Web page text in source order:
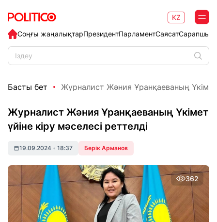
Соңғы жаңалықтарПрезидентПарламентСаясат
KZ
Басты бет Журналист Жәния Ұранқаеваның Үкімет
Журналист Жәния Ұранқаеваның Үкімет
үйіне кіру мәселесі реттелді
19.09.2024 • 18:37 Берік Арманов
362